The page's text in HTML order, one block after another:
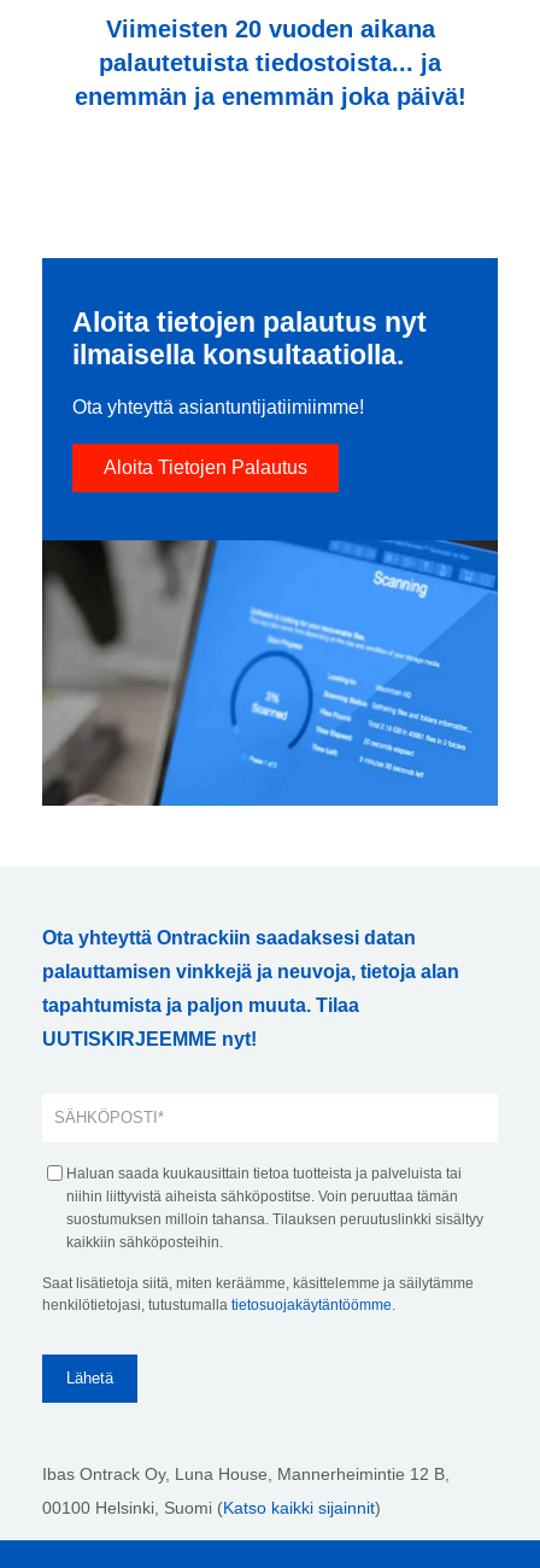
Viimeisten 20 vuoden aikana
palautetuista tiedostoista... ja
enemmän ja enemmän joka päivä!
Aloita tietojen palautus nyt
ilmaisella konsultaatiolla.
Ota yhteyttä asiantuntijatiimiimme!
Aloita Tietojen Palautus
Ota yhteyttä Ontrackiin saadaksesi datan
palauttamisen vinkkejä ja neuvoja, tietoja alan
tapahtumista ja paljon muuta. Tilaa
UUTISKIRJEEMME nyt!
Haluan saada kuukausittain tietoa tuotteista ja palveluista tai
niihin liittyvistä aiheista sähköpostitse. Voin peruuttaa tämän
suostumuksen milloin tahansa. Tilauksen peruutuslinkki sisältyy
kaikkiin sähköposteihin.
Saat lisätietoja siitä, miten keräämme, käsittelemme ja säilytämme
henkilötietojasi, tutustumalla tietosuojakäytäntöömme
Ibas Ontrack Oy, Luna House, Mannerheimintie 12 B,
00100 Helsinki , Suomi (Katso kaikki sijainnit)